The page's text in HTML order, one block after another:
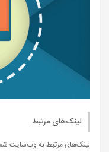
لینک‌های مرتبط
لینک‌های مرتبط به وب‌سایت